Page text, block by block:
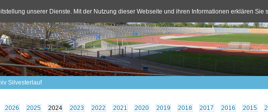
Silvesterlauf
2026 2025 2024 2023 2022 2021 2020 2019 2018 2017 2016 2015
unserer Dienste. Mit der Nutzung dieser Webseite und ihren Informationen erklären Sie